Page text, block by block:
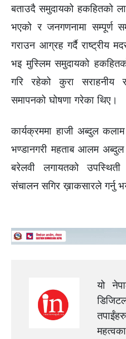
बताउदै समुदायको हकहितको
भएको र जनगणनामा सम्पूर्ण
गराउन आग्रह गर्दै राष्ट्रीय
भइ मुस्लिम समुदायको
गरि रहेको कुरा सराहनीय
समापनको घोषणा गरेका थिए।
कार्यक्रममा हाजी अब्दुल
भण्डानगरी महताब आलम
बरेलवी लगायतको
संचालन सगिर ख़ाकसारले गर्नु
यो